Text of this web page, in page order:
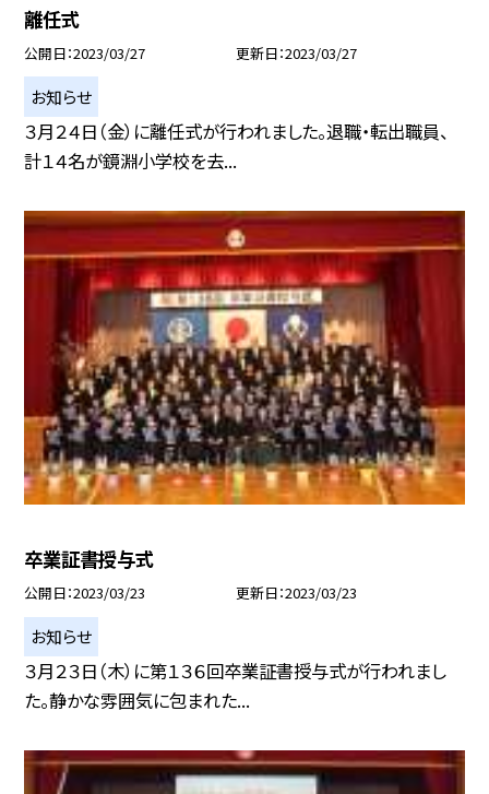
離任式
公開日 2023/03/27 更新日 2023/03/27
お知らせ
３月２４日（金）に離任式が行われました。退職・転出職員、
計１４名が鏡淵小学校を去...
卒業証書授与式
公開日 2023/03/23 更新日 2023/03/23
お知らせ
３月２３日（木）に第１３６回卒業証書授与式が行われまし
た。静かな雰囲気に包まれた...